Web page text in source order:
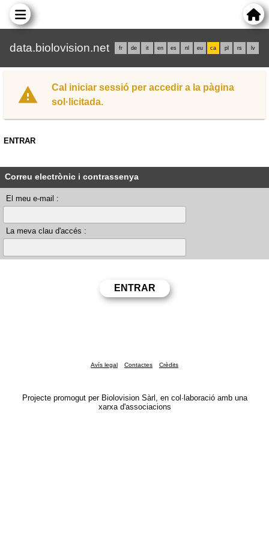
data.biolovision.net fr de it en es nl eu ca pl rs lv
Cal iniciar sessió per accedir a la pàgina
sol·licitada.
ENTRAR
Correu electrònic i contrassenya
El meu e-mail :
La meva clau d'accés :
Avís legal Contactes Crèdits
Projecte promogut per Biolovision Sàrl, en col·laboració amb una
xarxa d'associacions